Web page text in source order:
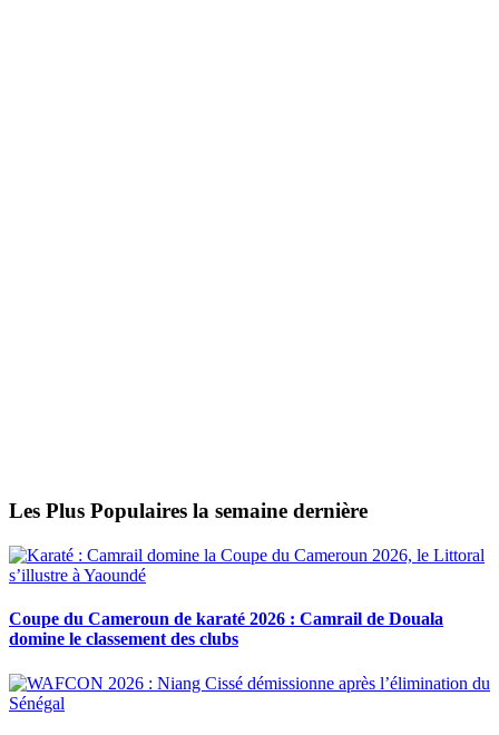
Les Plus Populaires la semaine dernière
Coupe du Cameroun de karaté 2026 : Camrail de Douala
domine le classement des clubs